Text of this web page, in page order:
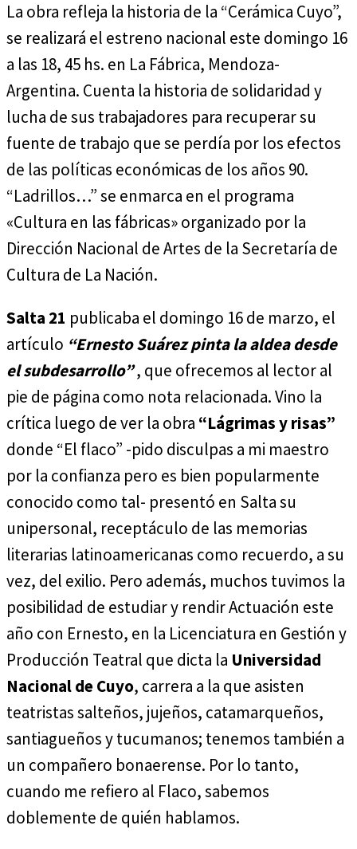
La obra refleja la historia de la “Cerámica Cuyo”,
se realizará el estreno nacional este domingo 16
a las 18, 45 hs. en La Fábrica, Mendoza-
Argentina. Cuenta la historia de solidaridad y
lucha de sus trabajadores para recuperar su
fuente de trabajo que se perdía por los efectos
de las políticas económicas de los años 90.
“Ladrillos…” se enmarca en el programa
«Cultura en las fábricas» organizado por la
Dirección Nacional de Artes de la Secretaría de
Cultura de La Nación.
Salta 21 publicaba el domingo 16 de marzo, el
artículo “Ernesto Suárez pinta la aldea desde
el subdesarrollo”, que ofrecemos al lector al
pie de página como nota relacionada. Vino la
crítica luego de ver la obra “Lágrimas y risas”
donde “El flaco” -pido disculpas a mi maestro
por la confianza pero es bien popularmente
conocido como tal- presentó en Salta su
unipersonal, receptáculo de las memorias
literarias latinoamericanas como recuerdo, a su
vez, del exilio. Pero además, muchos tuvimos la
posibilidad de estudiar y rendir Actuación este
año con Ernesto, en la Licenciatura en Gestión y
Producción Teatral que dicta la Universidad
Nacional de Cuyo, carrera a la que asisten
teatristas salteños, jujeños, catamarqueños,
santiagueños y tucumanos; tenemos también a
un compañero bonaerense. Por lo tanto,
cuando me refiero al Flaco, sabemos
doblemente de quién hablamos.